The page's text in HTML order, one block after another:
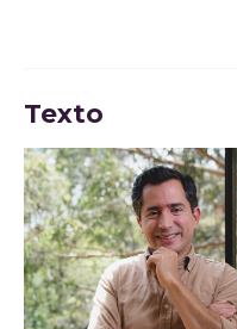
Texto